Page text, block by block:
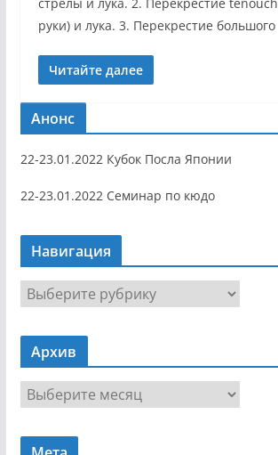
руки) и лука. 3. Перекрестие большого
Читайте далее
Анонс
22-23.01.2022 Кубок Посла Японии
22-23.01.2022 Семинар по кюдо
Навигация
Н
а
в
г
Архив
р
х